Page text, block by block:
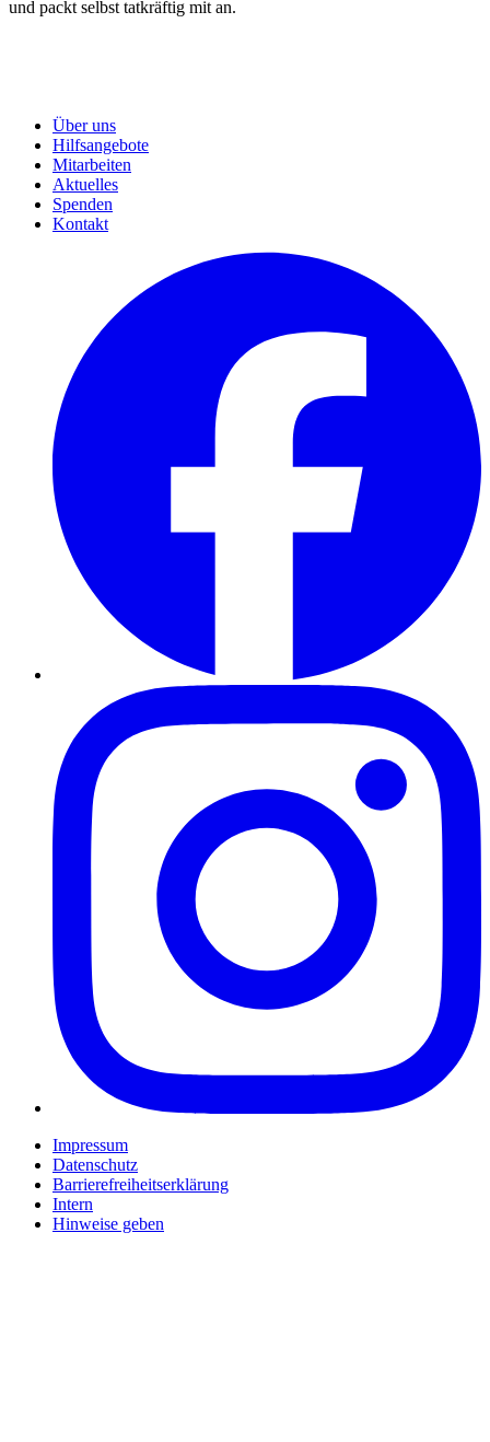
und packt selbst tatkräftig mit an.
Über uns
Hilfsangebote
Mitarbeiten
Aktuelles
Spenden
Kontakt
Impressum
Datenschutz
Barrierefreiheitserklärung
Intern
Hinweise geben